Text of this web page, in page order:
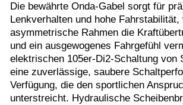
Die bewährte Onda-Gabel sorgt für
Lenkverhalten und hohe Fahrstabilität,
asymmetrische Rahmen die
und ein ausgewogenes Fahrgefühl
elektrischen 105er-Di2-Schaltung von
eine zuverlässige, saubere
Verfügung, die den sportlichen
unterstreicht. Hydraulische